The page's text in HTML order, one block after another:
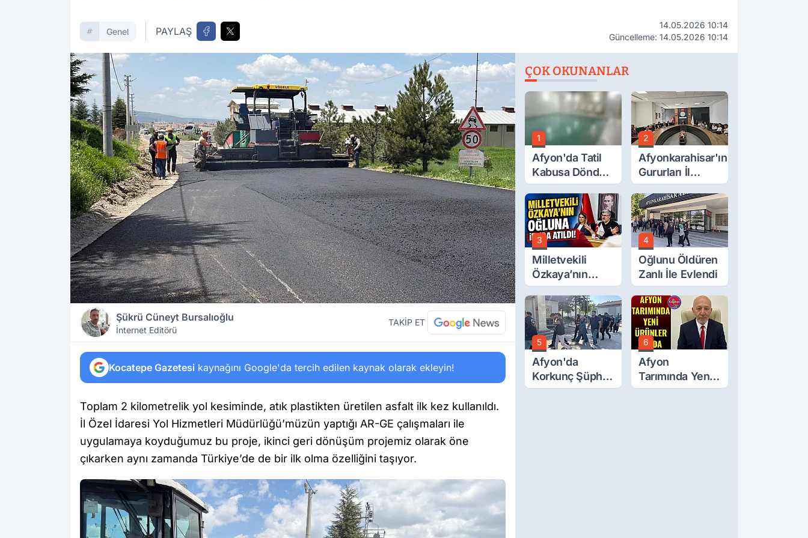
Genel PAYLAŞ
14.05.2026 10:14
Güncelleme: 14.05.2026 10:14
Şükrü Cüneyt Bursalıoğlu
İnternet Editörü
TAKİP ET
Kocatepe Gazetesi kaynağını Google'da tercih edilen kaynak olarak ekleyin!
Toplam 2 kilometrelik yol kesiminde, atık plastikten üretilen asfalt ilk kez kullanıldı.
İl Özel İdaresi Yol Hizmetleri Müdürlüğü’müzün yaptığı AR-GE çalışmaları ile
uygulamaya koyduğumuz bu proje, ikinci geri dönüşüm projemiz olarak öne
çıkarken aynı zamanda Türkiye’de de bir ilk olma özelliğini taşıyor.
ÇOK OKUNANLAR
1
Afyon'da Tatil
Kabusa Döndü,
Acı Son!
2
Afyonkarahisar'ın
Gururları İl
Müdürüyle
Buluştu
3
Milletvekili
Özkaya’nın
Oğluna İftira
Atıldı
4
Oğlunu Öldüren
Zanlı İle Evlendi
5
Afyon'da
Korkunç Şüphe!
Düştü Mü,
6
Afyon
Tarımında Yeni
Ürünler Yolda